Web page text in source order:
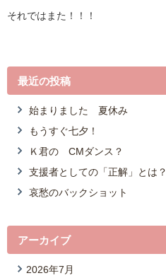
それではまた！！！
最近の投稿
始まりました 夏休み
もうすぐ七夕！
Ｋ君の CMダンス？
支援者としての「正解」とは？
哀愁のバックショット
アーカイブ
2026年7月